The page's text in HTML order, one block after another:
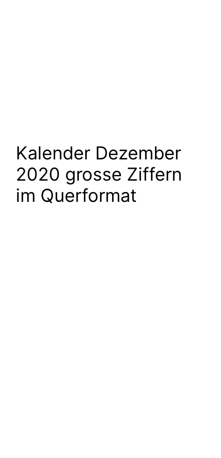
Kalender Dezember
2020 grosse Ziffern
im Querformat